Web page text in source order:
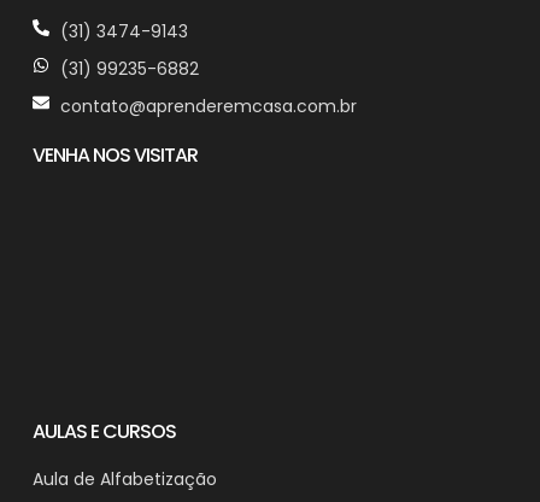
(31) 3474-9143
(31) 99235-6882
contato@aprenderemcasa.com.br
VENHA NOS VISITAR
AULAS E CURSOS
Aula de Alfabetização